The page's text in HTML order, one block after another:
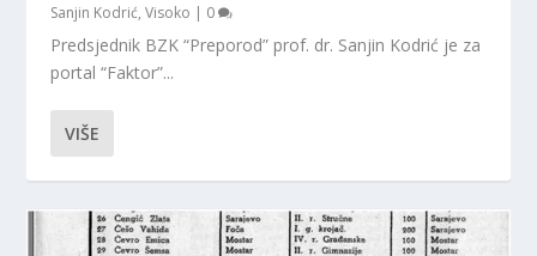
Sanjin Kodrić,Visoko | 0
Predsjednik BZK “Preporod” prof. dr. Sanjin Kodrić je za
portal “Faktor”...
VIŠE